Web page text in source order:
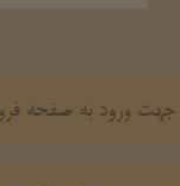
جهت ورود به صفحه